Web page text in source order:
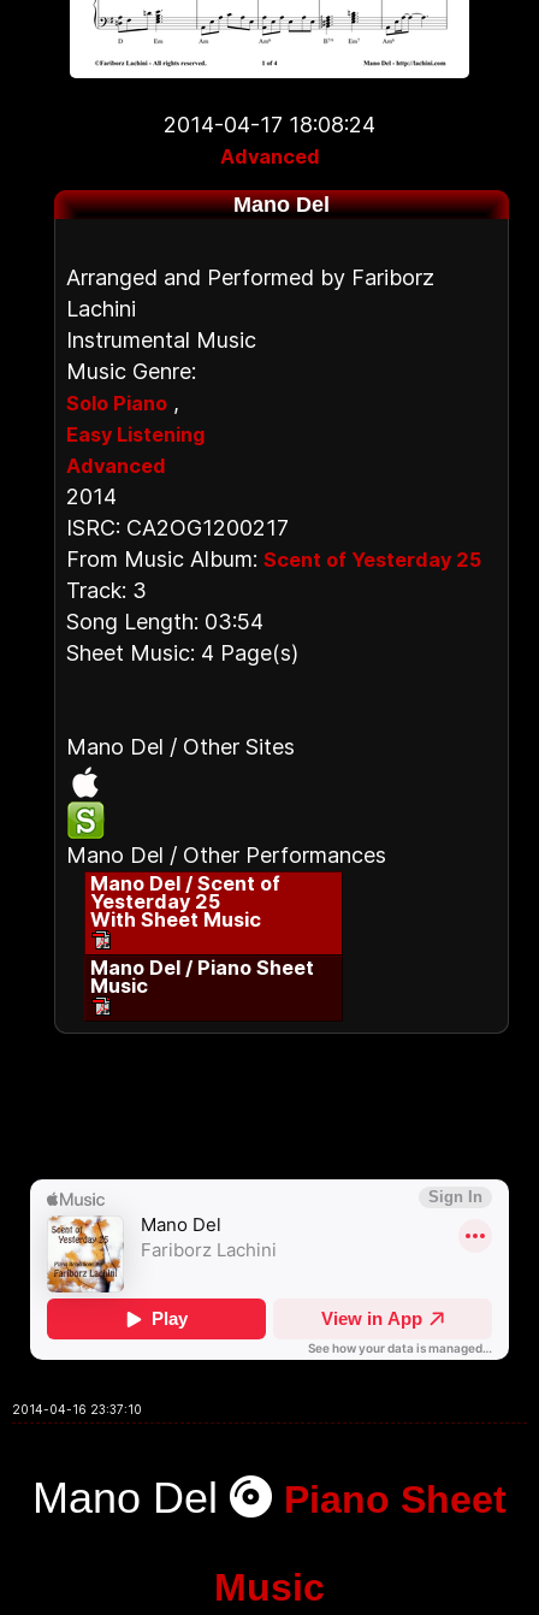
2014-04-17 18:08:24
Advanced
Mano Del
Arranged and Performed by Fariborz
Lachini
Instrumental Music
Music Genre:
Solo Piano ,
Easy Listening
Advanced
2014
ISRC: CA2OG1200217
From Music Album: Scent of Yesterday 25
Track: 3
Song Length: 03:54
Sheet Music: 4 Page(s)
Mano Del / Other Sites
Mano Del / Other Performances
Mano Del / Scent of
Yesterday 25
With Sheet Music
Mano Del / Piano Sheet
Music
2014-04-16 23:37:10
Mano Del Piano Sheet
Music